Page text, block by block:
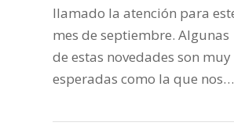
llamado la atención para
mes de septiembre. Algunas
de estas novedades son muy
esperadas como la que nos…